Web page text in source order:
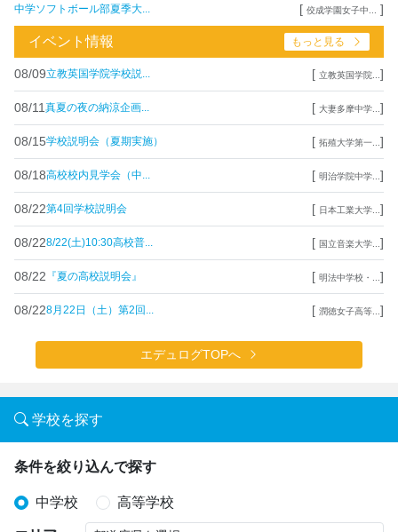
中学ソフトボール部夏季大... [ 佼成学園女子中... ]
イベント情報 もっと見る
08/09立教英国学院学校説... [ 立教英国学院... ]
08/11 真夏の夜の納涼企画... [ 大妻多摩中学... ]
08/15学校説明会（夏期実施） [ 拓殖大学第一... ]
08/18高校校内見学会（中... [ 明治学院中学... ]
08/22第4回学校説明会 [ 日本工業大学... ]
08/228/22(土)10:30高校普... [ 国立音楽大学... ]
08/22 『夏の高校説明会』 [ 明法中学校・... ]
08/228月22日（土）第2回... [ 潤徳女子高等... ]
エデュログTOPへ
学校を探す
条件を絞り込んで探す
中学校 高等学校